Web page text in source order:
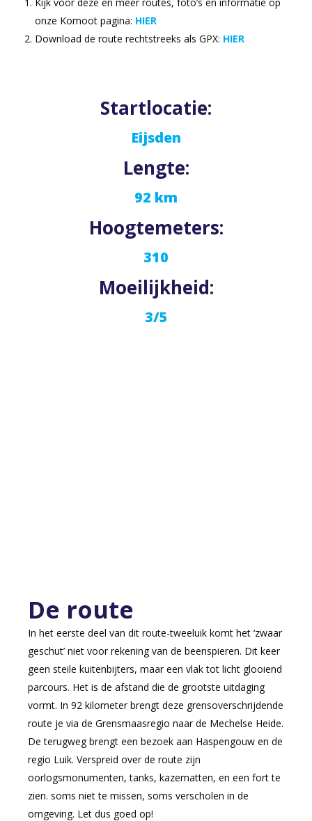
onze Komoot pagina: HIER
Download de route rechtstreeks als GPX: HIER
Startlocatie:
Eijsden
Lengte:
92 km
Hoogtemeters:
310
Moeilijkheid:
3/5
De route
In het eerste deel van dit route-tweeluik komt het ‘zwaar
geschut’ niet voor rekening van de beenspieren. Dit keer
geen steile kuitenbijters, maar een vlak tot licht glooiend
parcours. Het is de afstand die de grootste uitdaging
vormt. In 92 kilometer brengt deze grensoverschrijdende
route je via de Grensmaasregio naar de Mechelse Heide.
De terugweg brengt een bezoek aan Haspengouw en de
regio Luik. Verspreid over de route zijn
oorlogsmonumenten, tanks, kazematten, en een fort te
zien. soms niet te missen, soms verscholen in de
omgeving. Let dus goed op!